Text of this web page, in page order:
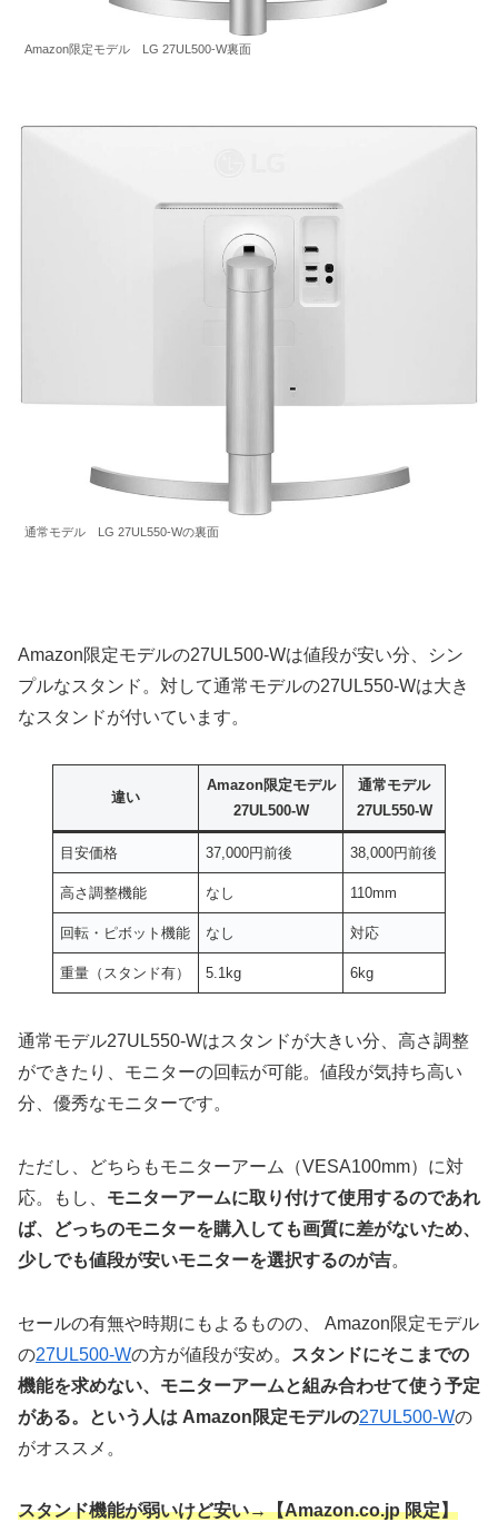
Amazon限定モデル LG 27UL500-W裏面
通常モデル LG 27UL550-Wの裏面
Amazon限定モデルの27UL500-Wは値段が安い分、シン
プルなスタンド。対して通常モデルの27UL550-Wは大き
なスタンドが付いています。
違い
Amazon限定モデル
27UL500-W
通常モデル
27UL550-W
目安価格 37,000円前後 38,000円前後
高さ調整機能 なし 110mm
回転・ピボット機能 なし 対応
重量（スタンド有） 5.1kg 6kg
通常モデル27UL550-Wはスタンドが大きい分、高さ調整
ができたり、モニターの回転が可能。値段が気持ち高い
分、優秀なモニターです。
ただし、どちらもモニターアーム（VESA100mm）に対
応。もし、 モニターアームに取り付けて使用するのであれ
ば、どっちのモニターを購入しても画質に差がないため、
少しでも値段が安いモニターを選択するのが吉。
セールの有無や時期にもよるものの、 Amazon限定モデル
の27UL500-Wの方が値段が安め。
スタンドにそこまでの
機能を求めない、モニターアームと組み合わせて使う予定
がある。という人は Amazon限定モデルの27UL500-Wの
がオススメ。
スタンド機能が弱いけど安い→【Amazon.co.jp 限定】